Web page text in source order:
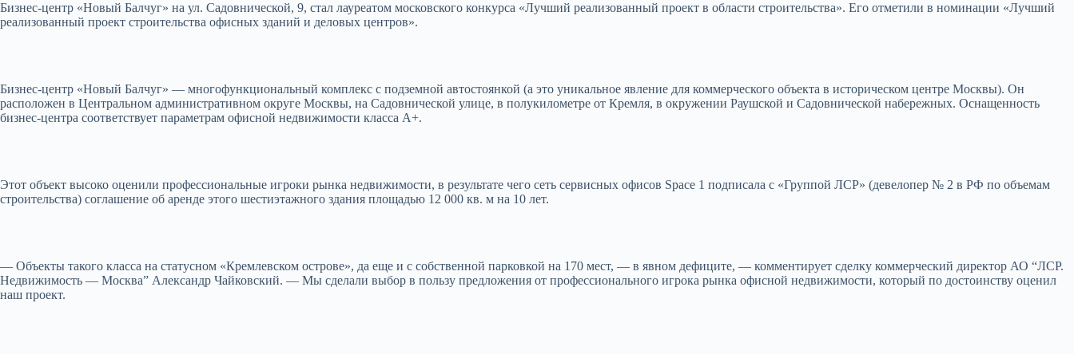
Бизнес-центр «Новый Балчуг» на ул. Садовнической, 9, стал лауреатом московского конкурса «Лучший реализованный проект в области строительства». Его отметили в номинации «Лучший
реализованный проект строительства офисных зданий и деловых центров».
Бизнес-центр «Новый Балчуг» — многофункциональный комплекс с подземной автостоянкой (а это уникальное явление для коммерческого объекта в историческом центре Москвы). Он
расположен в Центральном административном округе Москвы, на Садовнической улице, в полукилометре от Кремля, в окружении Раушской и Садовнической набережных. Оснащенность
бизнес-центра соответствует параметрам офисной недвижимости класса А+.
Этот объект высоко оценили профессиональные игроки рынка недвижимости, в результате чего сеть сервисных офисов Space 1 подписала с «Группой ЛСР» (девелопер № 2 в РФ по объемам
строительства) соглашение об аренде этого шестиэтажного здания площадью 12 000 кв. м на 10 лет.
— Объекты такого класса на статусном «Кремлевском острове», да еще и с собственной парковкой на 170 мест, — в явном дефиците, — комментирует сделку коммерческий директор АО “ЛСР.
Недвижимость — Москва” Александр Чайковский. — Мы сделали выбор в пользу предложения от профессионального игрока рынка офисной недвижимости, который по достоинству оценил
наш проект.